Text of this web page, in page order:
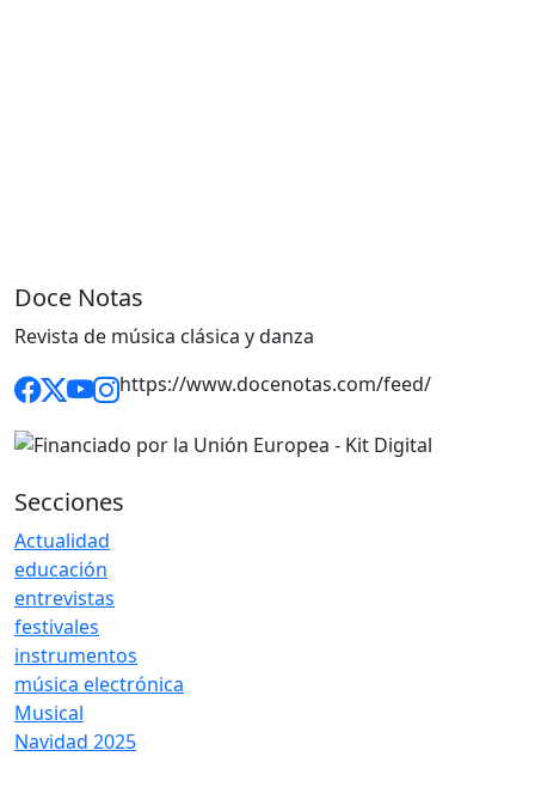
Doce Notas
Revista de música clásica y danza
https://www.docenotas.com/feed/
Secciones
Actualidad
educación
entrevistas
festivales
instrumentos
música electrónica
Musical
Navidad 2025